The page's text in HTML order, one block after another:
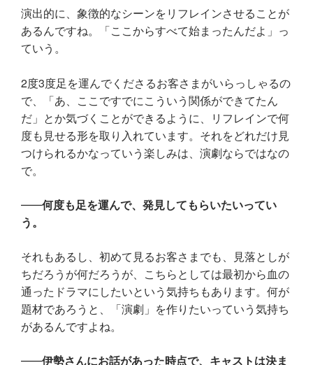
演出的に、象徴的なシーンをリフレインさせることが
あるんですね。「ここからすべて始まったんだよ」っ
ていう。
2度3度足を運んでくださるお客さまがいらっしゃるの
で、「あ、ここですでにこういう関係ができてたん
だ」とか気づくことができるように、リフレインで何
度も見せる形を取り入れています。それをどれだけ見
つけられるかなっていう楽しみは、演劇ならではなの
で。
何度も足を運んで、発見してもらいたいってい
う。
それもあるし、初めて見るお客さまでも、見落としが
ちだろうが何だろうが、こちらとしては最初から血の
通ったドラマにしたいという気持ちもあります。何が
題材であろうと、「演劇」を作りたいっていう気持ち
があるんですよね。
伊勢さんにお話があった時点で、キャストは決ま